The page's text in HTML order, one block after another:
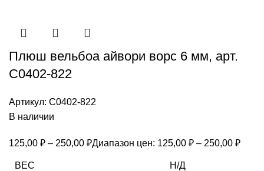
Плюш вельбоа айвори ворс 6 мм, арт.
С0402-822
Артикул: С0402-822
В наличии
125,00 ₽ – 250,00 ₽Диапазон цен: 125,00 ₽ – 250,00 ₽
ВЕС Н/Д